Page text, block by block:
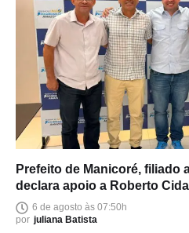
Prefeito de Manicoré, filiado
declara apoio a Roberto
6 de agosto às 07:50h
por juliana Batista